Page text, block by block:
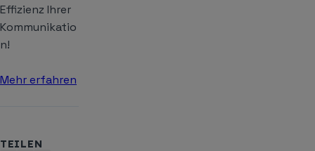
Effizienz Ihrer
Kommunikatio
n!
Mehr erfahren
TEILEN